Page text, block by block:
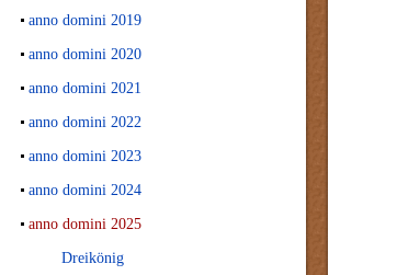
anno domini 2019
anno domini 2020
anno domini 2021
anno domini 2022
anno domini 2023
anno domini 2024
anno domini 2025
Dreikönig